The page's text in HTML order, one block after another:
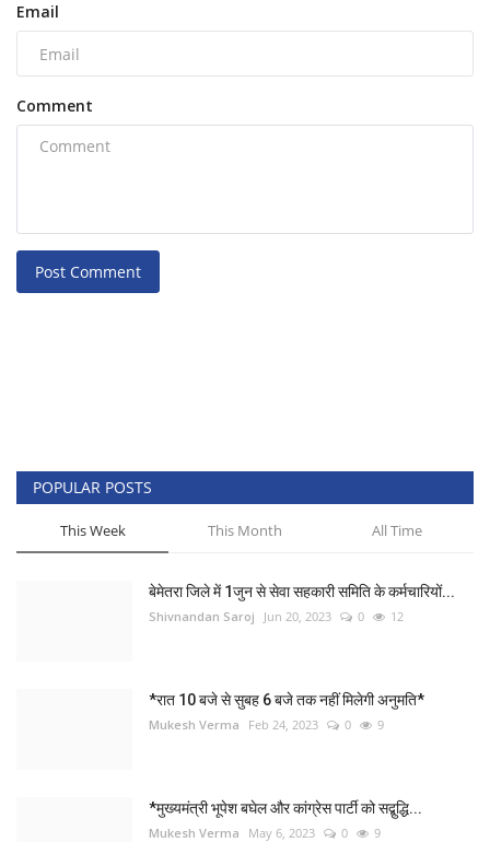
Email
Comment
Post Comment
POPULAR POSTS
This Week This Month All Time
बेमेतरा जिले में 1जुन से सेवा सहकारी समिति के कर्मचारियों...
Shivnandan Saroj Jun 20, 2023 0 12
*रात 10 बजे से सुबह 6 बजे तक नहीं मिलेगी अनुमति*
Mukesh Verma Feb 24, 2023 0 9
*मुख्यमंत्री भूपेश बघेल और कांग्रेस पार्टी को सद्बुद्धि...
Mukesh Verma May 6, 2023 0 9